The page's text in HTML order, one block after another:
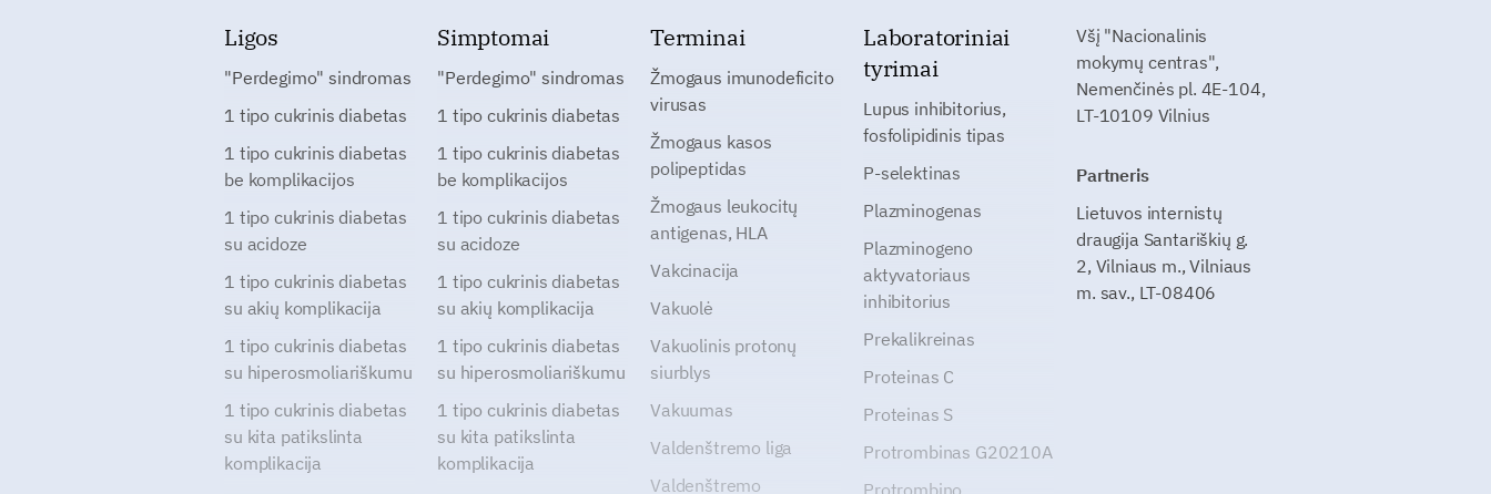
Ligos
"Perdegimo" sindromas
1 tipo cukrinis diabetas
1 tipo cukrinis diabetas
be komplikacijos
1 tipo cukrinis diabetas
su acidoze
1 tipo cukrinis diabetas
su akių komplikacija
1 tipo cukrinis diabetas
su hiperosmoliariškumu
1 tipo cukrinis diabetas
su kita patikslinta
komplikacija
Simptomai
"Perdegimo" sindromas
1 tipo cukrinis diabetas
1 tipo cukrinis diabetas
be komplikacijos
1 tipo cukrinis diabetas
su acidoze
1 tipo cukrinis diabetas
su akių komplikacija
1 tipo cukrinis diabetas
su hiperosmoliariškumu
1 tipo cukrinis diabetas
su kita patikslinta
komplikacija
Terminai
Žmogaus imunodeficito
virusas
Žmogaus kasos
polipeptidas
Žmogaus leukocitų
antigenas, HLA
Vakcinacija
Vakuolė
Vakuolinis protonų
siurblys
Vakuumas
Valdenštremo liga
Valdenštremo
Laboratoriniai
tyrimai
Lupus inhibitorius,
fosfolipidinis tipas
P-selektinas
Plazminogenas
Plazminogeno
aktyvatoriaus
inhibitorius
Prekalikreinas
Proteinas C
Proteinas S
Protrombinas G20210A
Protrombino
Všį "Nacionalinis
mokymų centras",
Nemenčinės pl. 4E-104,
LT-10109 Vilnius
Partneris
Lietuvos internistų
draugija Santariškių g.
2, Vilniaus m., Vilniaus
m. sav., LT-08406